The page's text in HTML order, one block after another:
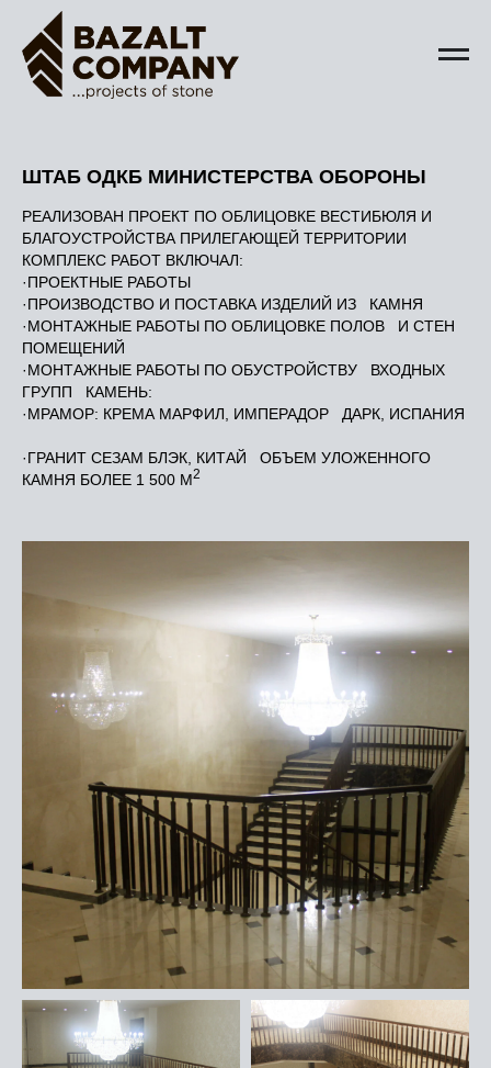
ШТАБ ОДКБ МИНИСТЕРСТВА ОБОРОНЫ
РЕАЛИЗОВАН ПРОЕКТ ПО ОБЛИЦОВКЕ ВЕСТИБЮЛЯ И
БЛАГОУСТРОЙСТВА ПРИЛЕГАЮЩЕЙ ТЕРРИТОРИИ
КОМПЛЕКС РАБОТ ВКЛЮЧАЛ:
·ПРОЕКТНЫЕ РАБОТЫ
·ПРОИЗВОДСТВО И ПОСТАВКА ИЗДЕЛИЙ ИЗ КАМНЯ
·МОНТАЖНЫЕ РАБОТЫ ПО ОБЛИЦОВКЕ ПОЛОВ И СТЕН
ПОМЕЩЕНИЙ
·МОНТАЖНЫЕ РАБОТЫ ПО ОБУСТРОЙСТВУ ВХОДНЫХ
ГРУПП КАМЕНЬ:
·МРАМОР: КРЕМА МАРФИЛ, ИМПЕРАДОР ДАРК, ИСПАНИЯ
·ГРАНИТ СЕЗАМ БЛЭК, КИТАЙ ОБЪЕМ УЛОЖЕННОГО
КАМНЯ БОЛЕЕ 1 500 М2